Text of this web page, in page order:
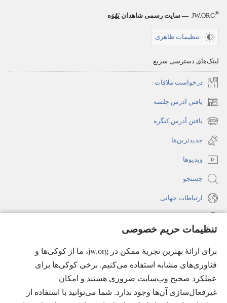
تنظیمات حریم خصوصی
برای ارائهٔ بهترین تجربهٔ ممکن در jw.org، ما از کوکی‌ها و
فناوری‌های مشابه استفاده می‌کنیم. برخی کوکی‌ها برای
عملکرد صحیح وب‌سایت ضروری هستند و امکان
غیرفعال‌سازی آن‌ها وجود ندارد. شما می‌توانید با استفاده از
JW.ORG® — سایت رسمی شاهدان یَهُوَه
تنظیمات ظاهری
لینک‌های دسترسی سریع
درخواست ملاقات
یافتن آدرس جلسه
(پنجره‌ای
جدید
می‌شود)
یافتن آدرس کنگره
(پنجره‌ای
جدید
باز
می‌شود)
جدیدترین‌ها
ویدیوها
جستجو
ارتباطات جهانی
(پنجره‌ای
جدید
می‌شود)
کتابخانهٔ آنلاین نشریات شاهدان یَهُوَه
(پنجره‌ای
جدید
JW Hub
®